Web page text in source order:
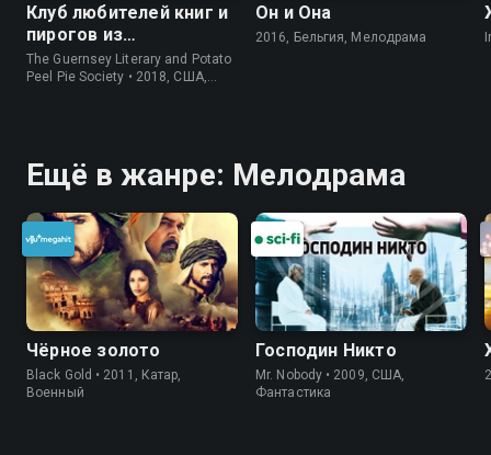
Клуб любителей книг и
пирогов из
картофельных
очистков
The Guernsey Literary and Potato
Peel Pie Society • 2018, США,
Он и Она
2016, Бельгия, Мелодрама
Ещё в жанре: Мелодрама
Чёрное золото
Black Gold • 2011, Катар,
Военный
Господин Никто
Mr. Nobody • 2009, США,
Фантастика